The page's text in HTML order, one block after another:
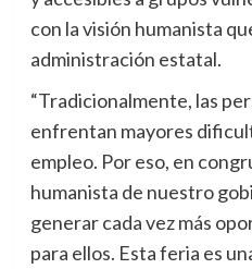
con la visión humanista
administración estatal.
“Tradicionalmente, las
enfrentan mayores
empleo. Por eso, en
humanista de nuestro
generar cada vez más
para ellos. Esta feria es